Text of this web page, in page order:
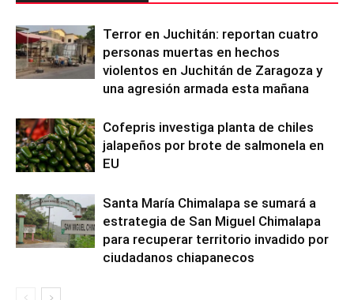
Terror en Juchitán: reportan cuatro
personas muertas en hechos
violentos en Juchitán de Zaragoza y
una agresión armada esta mañana
Cofepris investiga planta de chiles
jalapeños por brote de salmonela en
EU
Santa María Chimalapa se sumará a
estrategia de San Miguel Chimalapa
para recuperar territorio invadido por
ciudadanos chiapanecos